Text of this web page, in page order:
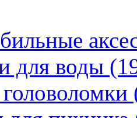
для воды